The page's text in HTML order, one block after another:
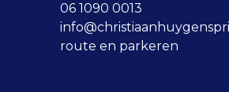
06 1090 0013
route en parkeren